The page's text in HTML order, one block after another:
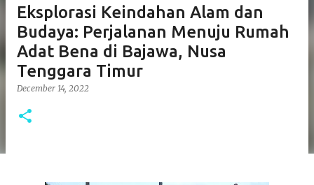
Eksplorasi Keindahan Alam dan
Budaya: Perjalanan Menuju Rumah
Adat Bena di Bajawa, Nusa
Tenggara Timur
December 14, 2022